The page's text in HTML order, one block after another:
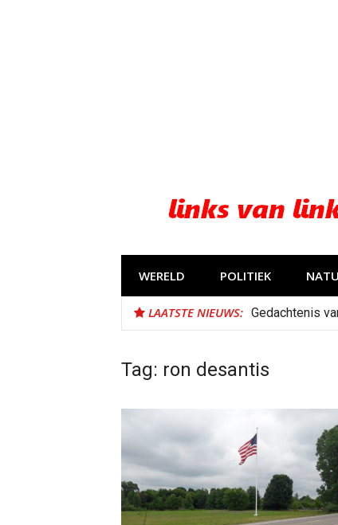
WERELD POLITIEK
LAATSTE NIEUWS: Gedachtenis
Tag: ron desantis